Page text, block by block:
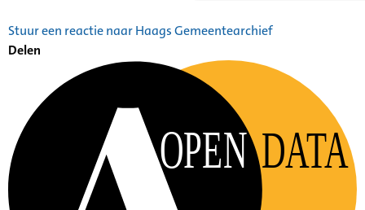
Stuur een reactie naar Haags Gemeentearchief
Delen
OPEN DATA